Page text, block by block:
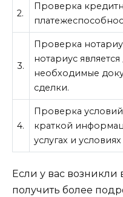
2.
Проверка
3.
Проверка
нотариус
необходимые
сделки.
4.
Проверка
краткой
услугах и
Если у вас возникли
получить более